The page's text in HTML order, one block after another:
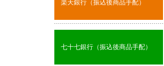
楽天銀行（振込後商品手配）
七十七銀行（振込後商品手配）